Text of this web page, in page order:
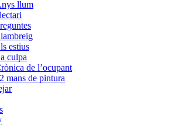
llum
estius
culpa
de l’ocupant
mans de pintura